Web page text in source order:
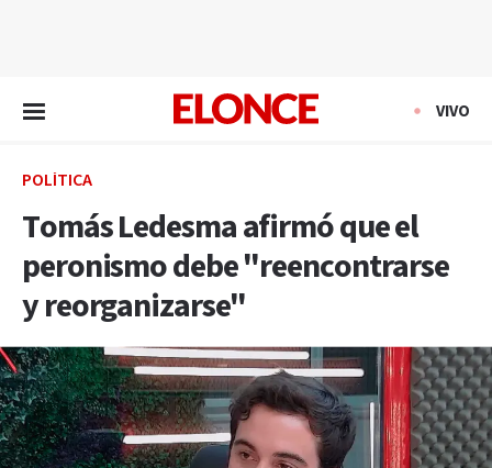
VIVO
POLÍTICA
Tomás Ledesma afirmó que el
peronismo debe "reencontrarse
y reorganizarse"